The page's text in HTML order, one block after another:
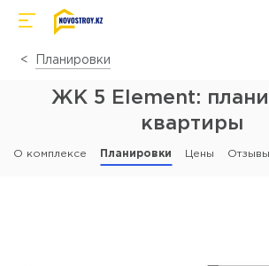
Планировки
ЖК 5 Element:
квартиры
О комплексе Планировки Цены Отзывы